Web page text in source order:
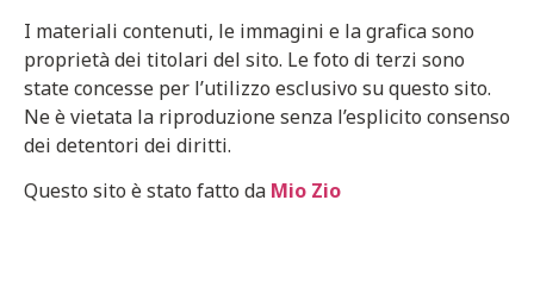
I materiali contenuti, le immagini e la grafica sono
proprietà dei titolari del sito. Le foto di terzi sono
state concesse per l’utilizzo esclusivo su questo sito.
Ne è vietata la riproduzione senza l’esplicito consenso
dei detentori dei diritti.
Questo sito è stato fatto da Mio Zio